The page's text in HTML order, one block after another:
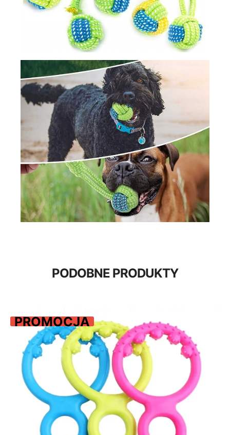
PODOBNE PRODUKTY
PROMOCJA